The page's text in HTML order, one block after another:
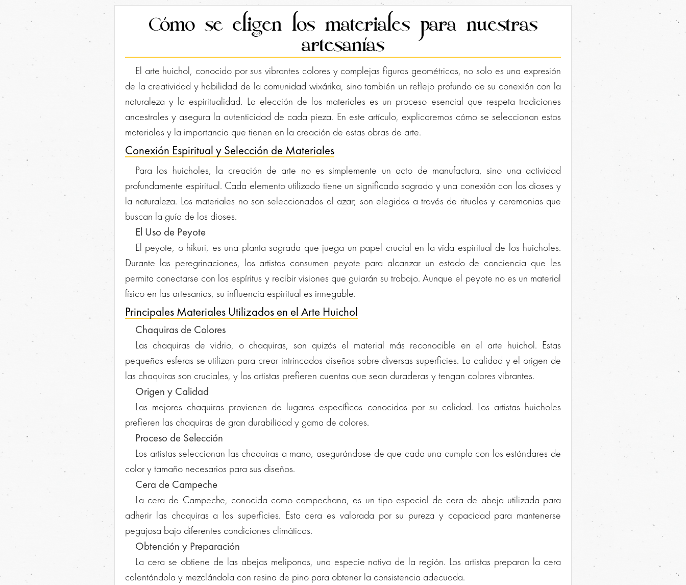
Cómo se eligen los materiales para nuestras
artesanías
El arte huichol, conocido por sus vibrantes colores y complejas figuras geométricas, no solo es una expresión
de la creatividad y habilidad de la comunidad wixárika, sino también un reflejo profundo de su conexión con la
naturaleza y la espiritualidad. La elección de los materiales es un proceso esencial que respeta tradiciones
ancestrales y asegura la autenticidad de cada pieza. En este artículo, explicaremos cómo se seleccionan estos
materiales y la importancia que tienen en la creación de estas obras de arte.
Conexión Espiritual y Selección de Materiales
Para los huicholes, la creación de arte no es simplemente un acto de manufactura, sino una actividad
profundamente espiritual. Cada elemento utilizado tiene un significado sagrado y una conexión con los dioses y
la naturaleza. Los materiales no son seleccionados al azar; son elegidos a través de rituales y ceremonias que
buscan la guía de los dioses.
El Uso de Peyote
El peyote, o hikuri, es una planta sagrada que juega un papel crucial en la vida espiritual de los huicholes.
Durante las peregrinaciones, los artistas consumen peyote para alcanzar un estado de conciencia que les
permita conectarse con los espíritus y recibir visiones que guiarán su trabajo. Aunque el peyote no es un material
físico en las artesanías, su influencia espiritual es innegable.
Principales Materiales Utilizados en el Arte Huichol
Chaquiras de Colores
Las chaquiras de vidrio, o chaquiras, son quizás el material más reconocible en el arte huichol. Estas
pequeñas esferas se utilizan para crear intrincados diseños sobre diversas superficies. La calidad y el origen de
las chaquiras son cruciales, y los artistas prefieren cuentas que sean duraderas y tengan colores vibrantes.
Origen y Calidad
Las mejores chaquiras provienen de lugares específicos conocidos por su calidad. Los artistas huicholes
prefieren las chaquiras de gran durabilidad y gama de colores.
Proceso de Selección
Los artistas seleccionan las chaquiras a mano, asegurándose de que cada una cumpla con los estándares de
color y tamaño necesarios para sus diseños.
Cera de Campeche
La cera de Campeche, conocida como campechana, es un tipo especial de cera de abeja utilizada para
adherir las chaquiras a las superficies. Esta cera es valorada por su pureza y capacidad para mantenerse
pegajosa bajo diferentes condiciones climáticas.
Obtención y Preparación
La cera se obtiene de las abejas meliponas, una especie nativa de la región. Los artistas preparan la cera
calentándola y mezclándola con resina de pino para obtener la consistencia adecuada.